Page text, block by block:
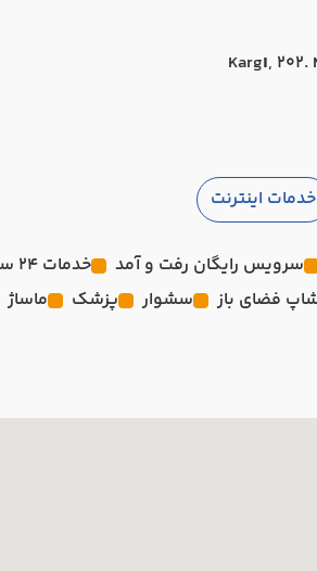
Kargı,
خدمات اینترنت
سرویس رایگان رفت و آمد خدمات 24 ساعته در اتاق
فضای باز سشوار پزشک ماساژ